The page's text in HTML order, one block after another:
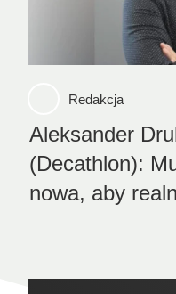
Redakcja
Aleksander
(Decathlon):
nowa, aby